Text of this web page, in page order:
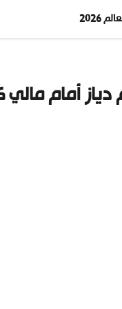
2026
أمام